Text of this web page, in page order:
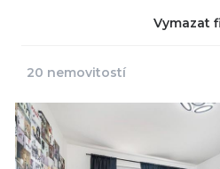
Vymazat
20 nemovitostí